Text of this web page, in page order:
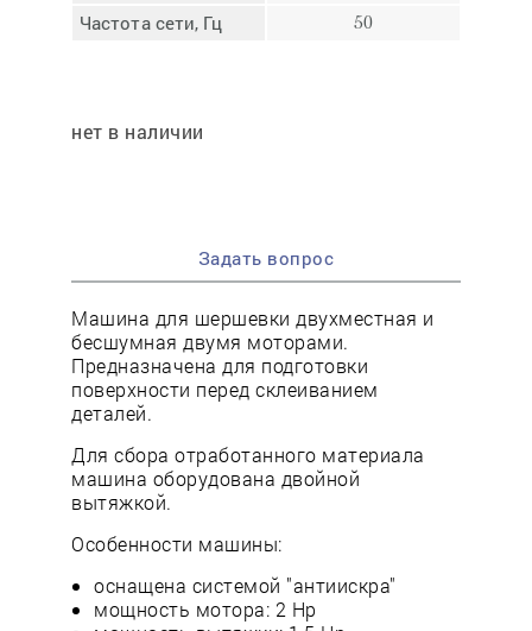
Частота сети, Гц 50
нет в наличии
Задать вопрос
Машина для шершевки двухместная и
бесшумная двумя моторами.
Предназначена для подготовки
поверхности перед склеиванием
деталей.
Для сбора отработанного материала
машина оборудована двойной
вытяжкой.
Особенности машины:
оснащена системой "антиискра"
мощность мотора: 2 Нр